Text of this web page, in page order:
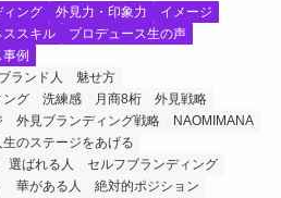
ィング 外見力・印象力
イメージ
ススキル
プロデュース生の声
事例
ブランド人
魅せ方
ング
洗練感 月商8桁
外見戦略
外見ブランディング戦略
NAOMIMANA
生のステージをあげる
選ばれる人
セルフブランディング
華がある人
絶対的ポジション